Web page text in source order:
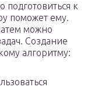
к
поможет ему.
можно
Создание
алгоритму: